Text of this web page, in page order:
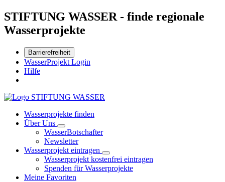
STIFTUNG WASSER - finde regionale
Wasserprojekte
Barrierefreiheit
WasserProjekt Login
Hilfe
Wasserprojekte finden
Über Uns
WasserBotschafter
Newsletter
Wasserprojekt eintragen
Wasserprojekt kostenfrei eintragen
Spenden für Wasserprojekte
Meine Favoriten